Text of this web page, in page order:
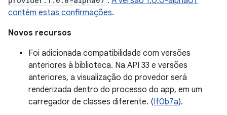
contém estas confirmações.
Novos recursos
Foi adicionada compatibilidade com versões
anteriores à biblioteca. Na API 33 e versões
anteriores, a visualização do provedor será
renderizada dentro do processo do app, em um
carregador de classes diferente. (If0b7a).